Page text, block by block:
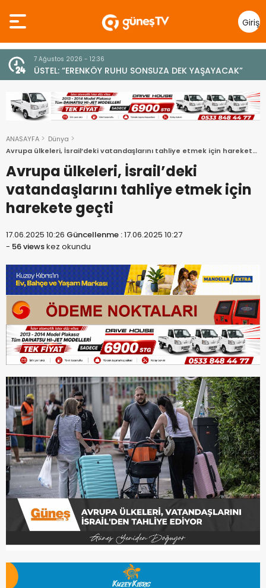
Giriş
Yap
7 Ağustos 2026 - 12:36
ÜSTEL: “ERENKÖY RUHU SONSUZA DEK YAŞAYACAK”
ANASAYFA
Dünya
Avrupa ülkeleri, İsrail’deki vatandaşlarını tahliye etmek için harekete
Avrupa ülkeleri, İsrail’deki
vatandaşlarını tahliye etmek için
harekete geçti
17.06.2025 10:26 Güncellenme :17.06.2025 10:27
- 56 viewskez okundu